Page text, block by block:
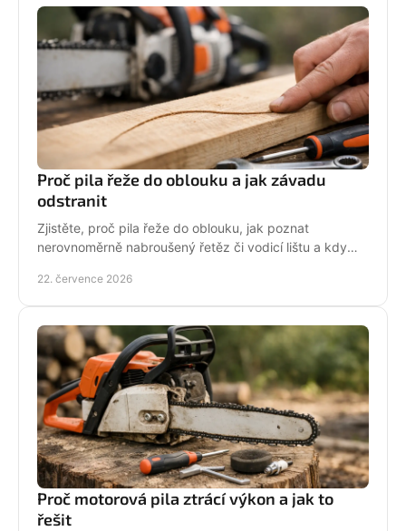
Proč pila řeže do oblouku a jak závadu
odstranit
Zjistěte, proč pila řeže do oblouku, jak poznat
nerovnoměrně nabroušený řetěz či vodicí lištu a kdy
22. července 2026
Proč motorová pila ztrácí výkon a jak to
řešit